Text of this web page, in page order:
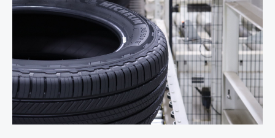
globales
semestre,
y
consolida
su
liderazgo
en